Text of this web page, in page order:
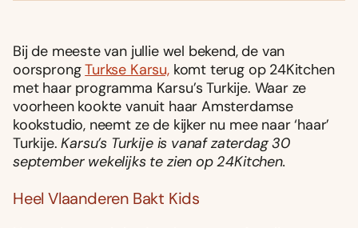
Bij de meeste van jullie wel bekend, de van
oorsprongTurkse Karsu,komt terug op 24Kitchen
met haar programma Karsu’s Turkije. Waar ze
voorheen kookte vanuit haar Amsterdamse
kookstudio, neemt ze de kijker nu mee naar ‘haar’
Turkije. Karsu’s Turkije is vanaf zaterdag 30
september wekelijks te zien op 24Kitchen.
Heel Vlaanderen Bakt Kids